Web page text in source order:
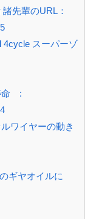
先輩のURL：
スーパーゾ
：
命 :
ワイヤーの動き
ギヤオイルに